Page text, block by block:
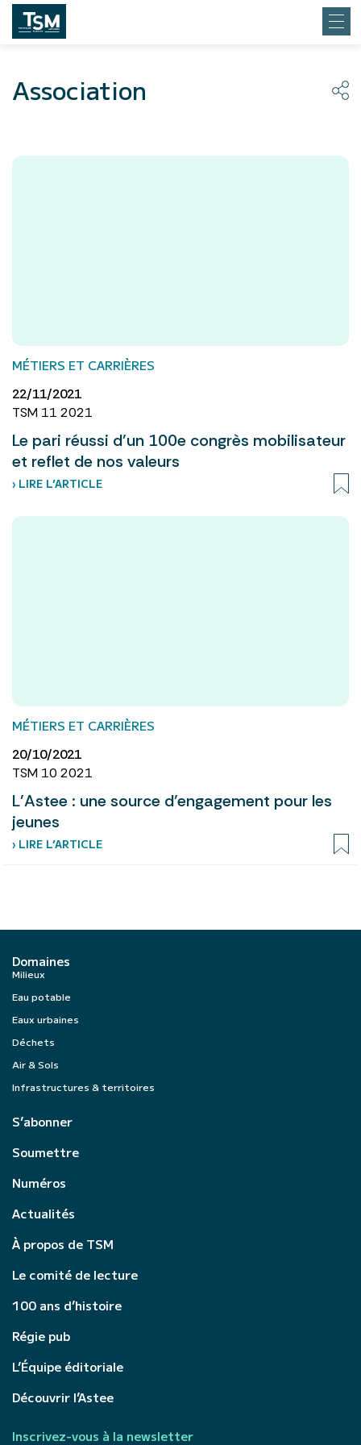
Association
MÉTIERS ET CARRIÈRES
22/11/2021
TSM 11 2021
Le pari réussi d’un 100e congrès mobilisateur
et reflet de nos valeurs
› LIRE L’ARTICLE
MÉTIERS ET CARRIÈRES
20/10/2021
TSM 10 2021
L’Astee : une source d’engagement pour les
jeunes
› LIRE L’ARTICLE
Domaines
Milieux
Eau potable
Eaux urbaines
Déchets
Air & Sols
Infrastructures & territoires
S’abonner
Soumettre
Numéros
Actualités
À propos de TSM
Le comité de lecture
100 ans d’histoire
Régie pub
L’Équipe éditoriale
Découvrir l’Astee
Inscrivez-vous à la newsletter